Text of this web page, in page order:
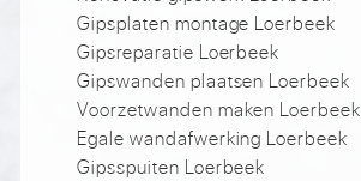
Gipsplaten montage Loerbeek
Gipsreparatie Loerbeek
Gipswanden plaatsen Loerbeek
Voorzetwanden maken Loerbeek
Egale wandafwerking Loerbeek
Gipsspuiten Loerbeek